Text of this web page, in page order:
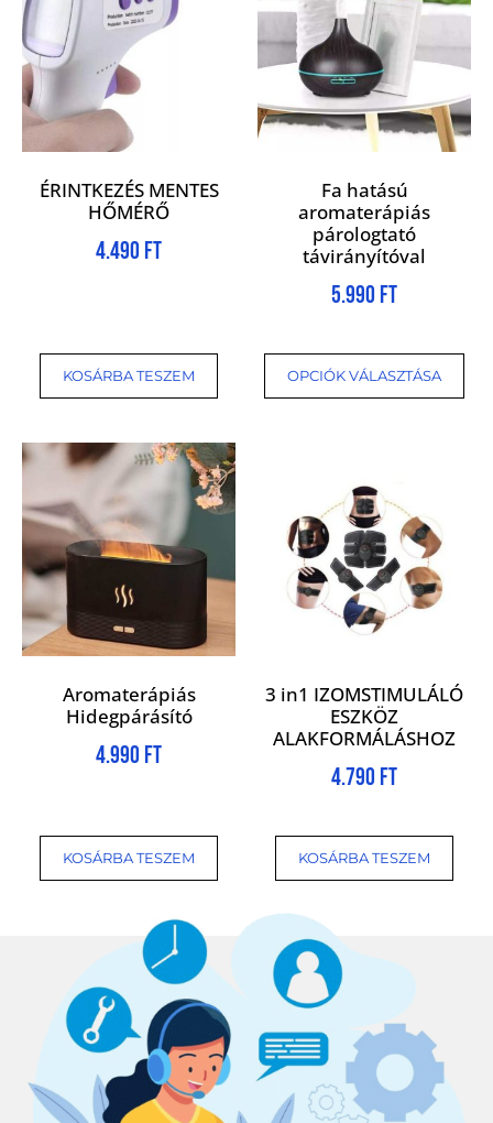
ÉRINTKEZÉS MENTES
HŐMÉRŐ
4.490 Ft
KOSÁRBA TESZEM
Fa hatású
aromaterápiás
párologtató
távirányítóval
5.990 Ft
OPCIÓK VÁLASZTÁSA
Aromaterápiás
Hidegpárásító
4.990 Ft
KOSÁRBA TESZEM
3 in1 IZOMSTIMULÁLÓ
ESZKÖZ
ALAKFORMÁLÁSHOZ
4.790 Ft
KOSÁRBA TESZEM